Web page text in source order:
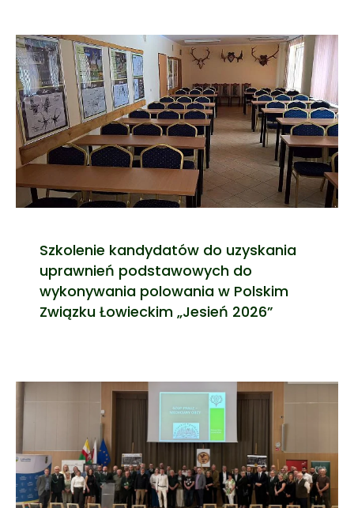
Szkolenie kandydatów do uzyskania
uprawnień podstawowych do
wykonywania polowania w Polskim
Związku Łowieckim „Jesień 2026”